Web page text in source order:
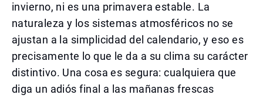
invierno, ni es una primavera estable. La
naturaleza y los sistemas atmosféricos no se
ajustan a la simplicidad del calendario, y eso es
precisamente lo que le da a su clima su carácter
distintivo. Una cosa es segura: cualquiera que
diga un adiós final a las mañanas frescas